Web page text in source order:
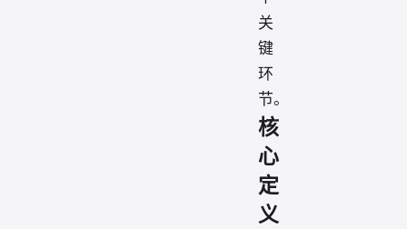
关
键
环
节。
核
心
定
义